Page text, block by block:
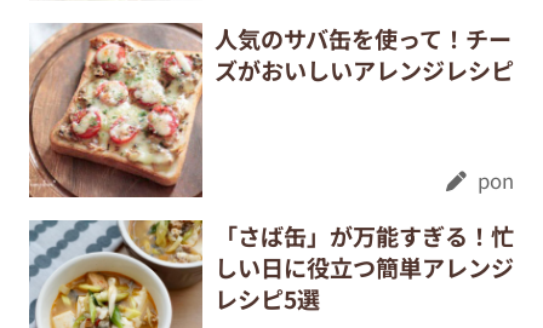
人気のサバ缶を使って！チー
ズがおいしいアレンジレシピ
pon
「さば缶」が万能すぎる！忙
しい日に役立つ簡単アレンジ
レシピ5選